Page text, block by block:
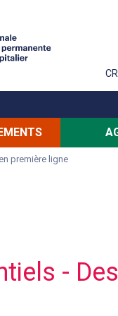
première ligne
-